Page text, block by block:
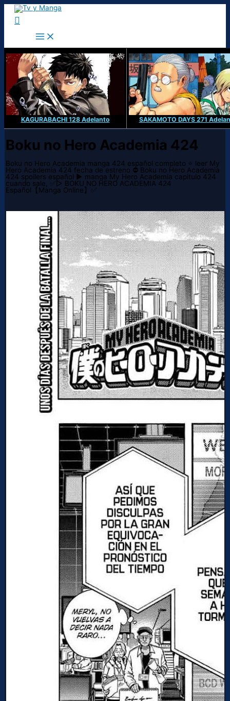
Ir
contenido
Buscar
KAGURABACHI 128 Adelanto SAKAMOTO DAYS 271
Boku no Hero Academia 424
Boku no Hero Academia manga 424 español completo ⭐ leer My
Hero Academia 424 fecha de estreno ⛔ Boku no Hero Academia
424 spoilers español ▶️ manga My Hero Academia capitulo 424
cuando sale, ✅▷ BOKU NO HERO ACADEMIA 424
Español【Manga Online】✅